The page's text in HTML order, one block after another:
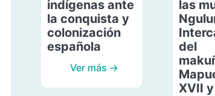
indígenas ante
la conquista y
colonización
española
Ver más →
las
del
XVII